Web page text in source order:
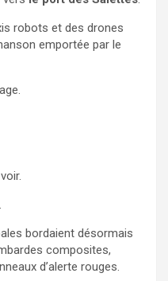
robots et des drones
emportée par le
bordaient désormais
composites,
d’alerte rouges.